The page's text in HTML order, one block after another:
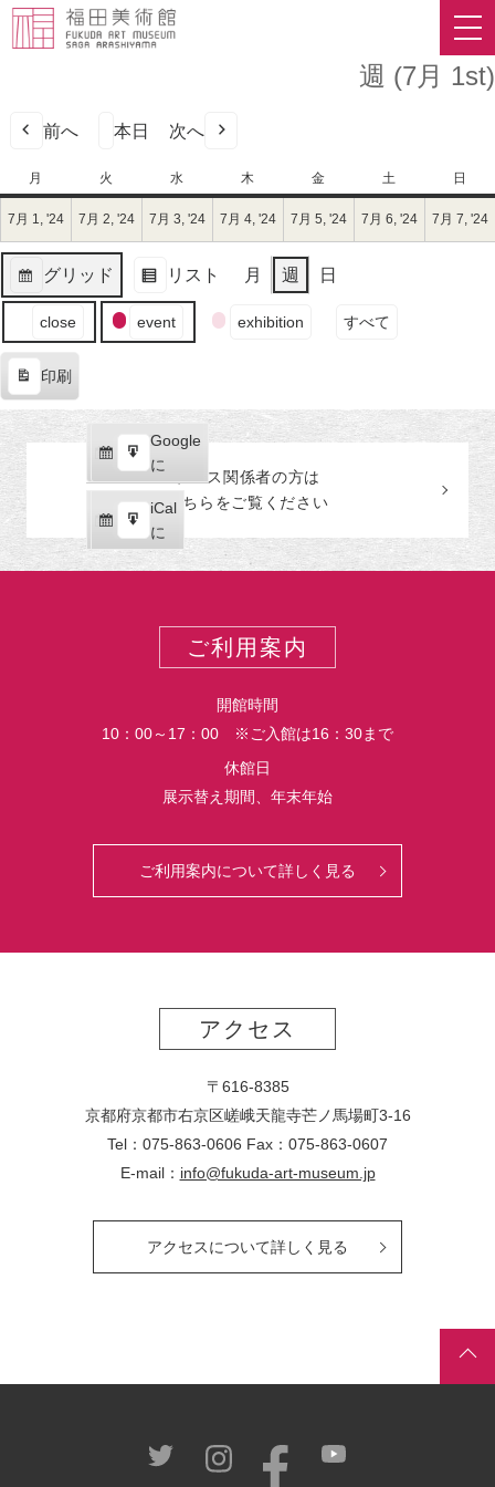
週 (7月 1st)
前へ 本日 次へ
月
曜
日
火
曜
日
水
曜
日
木
曜
日
金
曜
日
土
曜
日
日
曜
日
7月 1, '24 2024
年
月
1
日
（月）
7月 2, '24 2024
年
月
2
日
（火）
7月 3, '24 2024
年
月
日
7月 4, '24 2024
年
7
月
日
7月 5, '24 2024
年
日
7月 6, '24 2024
年
7月 7, '24
グリッド
表
リスト
表
月 週 日
ン
の
カ
テ
ゴ
close event exhibition すべて
印刷
示
Google
で
購
読
iCal
で
購
読
Google
に
エ
ク
ス
ポ
iCal
に
エ
ク
プレス関係者の方は
こちらをご覧ください
ご利用案内
開館時間
10：00～17：00 ※ご入館は16：30まで
休館日
展示替え期間、年末年始
ご利用案内について詳しく見る
アクセス
〒616-8385
京都府京都市右京区嵯峨天龍寺芒ノ馬場町3-16
Tel：075-863-0606 Fax：075-863-0607
E-mail： info@fukuda-art-museum.jp
アクセスについて詳しく見る